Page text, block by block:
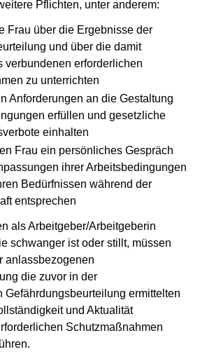
Pflichten, unter anderem:
Frau über die Ergebnisse der
und über die damit
verbundenen erforderlichen
zu unterrichten
Anforderungen an die Gestaltung
erfüllen und gesetzliche
einhalten
Frau ein persönliches Gespräch
ihrer Arbeitsbedingungen
Bedürfnissen während der
entsprechen
als Arbeitgeber/Arbeitgeberin
schwanger ist oder stillt, müssen
anlassbezogenen
die zuvor in der
ermittelten
und Aktualität
Schutzmaßnahmen